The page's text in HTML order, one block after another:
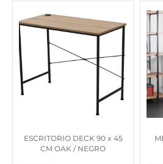
ESCRITORIO DECK 90 x 45
CM OAK / NEGRO